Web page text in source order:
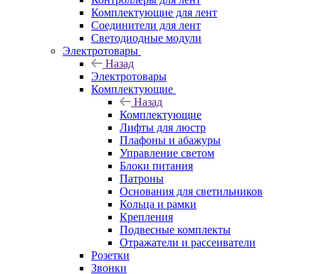
Комплектующие для лент
Соединители для лент
Светодиодные модули
Электротовары
Назад
Электротовары
Комплектующие
Назад
Комплектующие
Лифты для люстр
Плафоны и абажуры
Управление светом
Блоки питания
Патроны
Основания для светильников
Кольца и рамки
Крепления
Подвесные комплекты
Отражатели и рассеиватели
Розетки
Звонки